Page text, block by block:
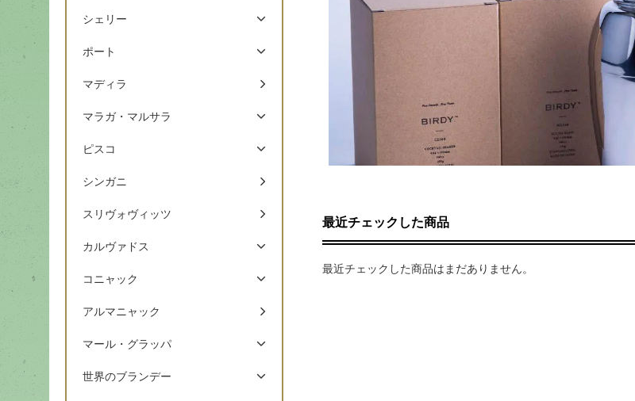
最近チェックした商品
最近チェックした商品はまだありません。
シェリー
ポート
マディラ
マラガ・マルサラ
ピスコ
シンガニ
スリヴォヴィッツ
カルヴァドス
コニャック
アルマニャック
マール・グラッパ
世界のブランデー